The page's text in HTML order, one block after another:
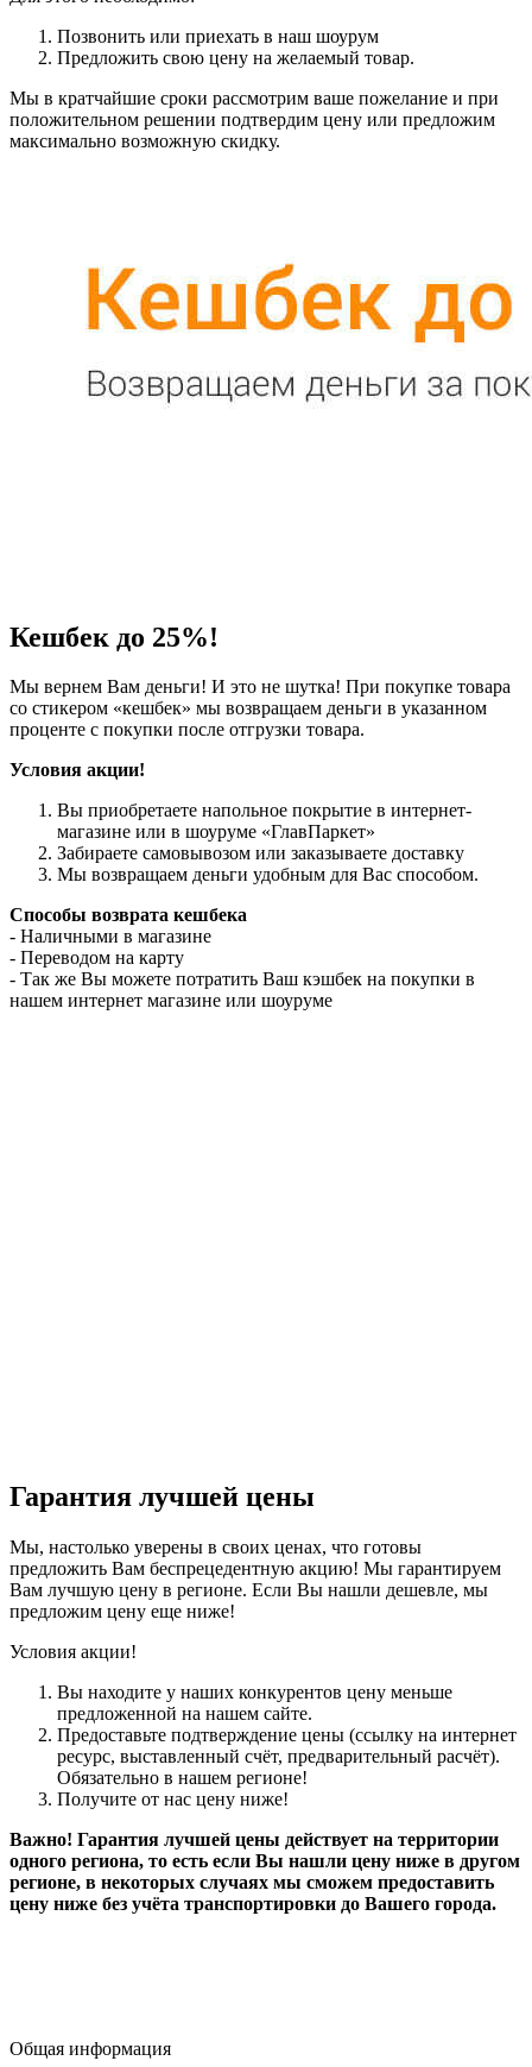
Позвонить или приехать в наш шоурум
Предложить свою цену на желаемый товар.
Мы в кратчайшие сроки рассмотрим ваше пожелание и при
положительном решении подтвердим цену или предложим
максимально возможную скидку.
Кешбек до 25%!
Мы вернем Вам деньги! И это не шутка! При покупке товара
со стикером «кешбек» мы возвращаем деньги в указанном
проценте с покупки после отгрузки товара.
Условия акции!
Вы приобретаете напольное покрытие в интернет-
магазине или в шоуруме «ГлавПаркет»
Забираете самовывозом или заказываете доставку
Мы возвращаем деньги удобным для Вас способом.
Способы возврата кешбека
- Наличными в магазине
- Переводом на карту
- Так же Вы можете потратить Ваш кэшбек на покупки в
нашем интернет магазине или шоуруме
Гарантия лучшей цены
Мы, настолько уверены в своих ценах, что готовы
предложить Вам беспрецедентную акцию! Мы гарантируем
Вам лучшую цену в регионе. Если Вы нашли дешевле, мы
предложим цену еще ниже!
Условия акции!
Вы находите у наших конкурентов цену меньше
предложенной на нашем сайте.
Предоставьте подтверждение цены (ссылку на интернет
ресурс, выставленный счёт, предварительный расчёт).
Обязательно в нашем регионе!
Получите от нас цену ниже!
Важно! Гарантия лучшей цены действует на территории
одного региона, то есть если Вы нашли цену ниже в другом
регионе, в некоторых случаях мы сможем предоставить
цену ниже без учёта транспортировки до Вашего города.
Общая информация